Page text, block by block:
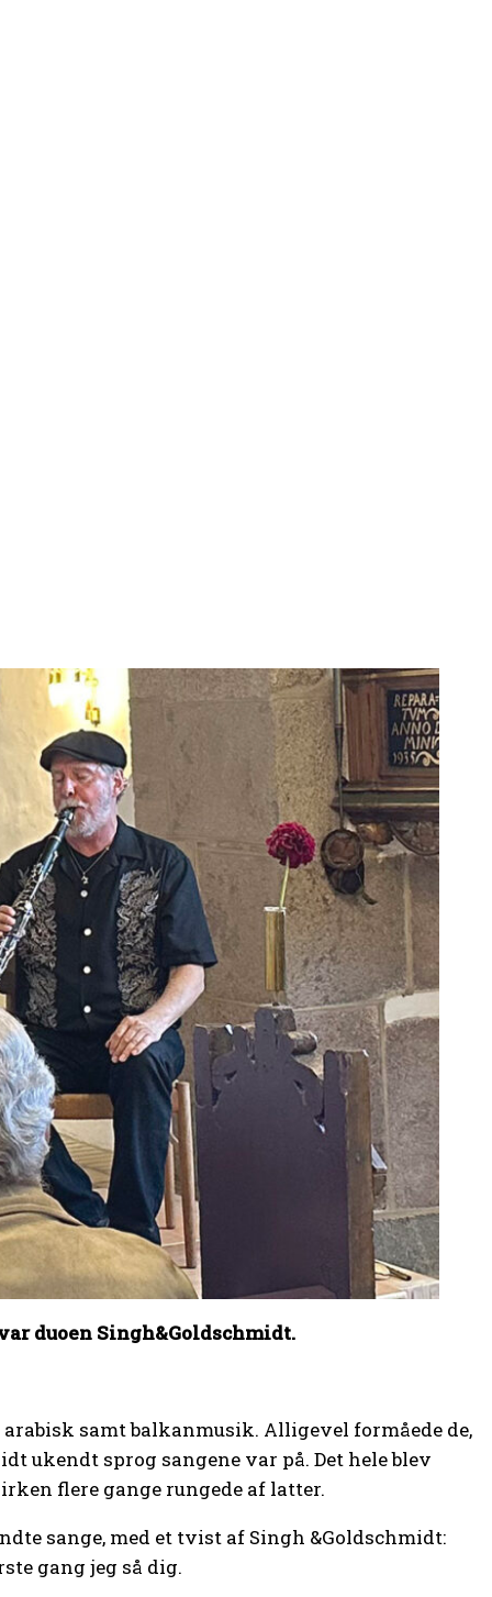
duoen Singh&Goldschmidt.
samt balkanmusik. Alligevel formåede de,
ukendt sprog sangene var på. Det hele blev
flere gange rungede af latter.
sange, med et tvist af Singh &Goldschmidt:
gang jeg så dig.